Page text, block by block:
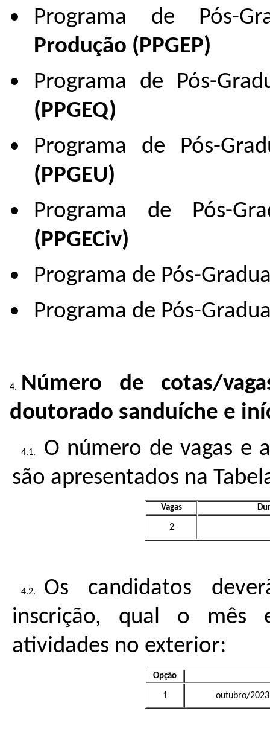
Programa de Pós-
Produção (PPGEP)
Programa de Pós-
(PPGEQ)
Programa de Pós-
(PPGEU)
Programa de Pós-
(PPGECiv)
Programa de Pós-
Programa de Pós-
Número de cotas/
doutorado sanduíche e
O número de vagas e
são apresentados na
Vagas
2
Os candidatos
inscrição, qual o mês
atividades no exterior:
Opção
1 outubro/